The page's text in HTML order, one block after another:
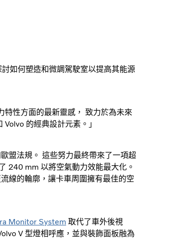
如何塑造和微調駕駛室以提高其能源
性方面的最新靈感， 致力於為未來
的經典設計元素。」
盟法規。 這些努力最終帶來了一項超
240 mm 以將空氣動力效能最大化。
線的輪廓，讓卡車周圍擁有最佳的空
Monitor System 取代了車外後視
V 型燈相呼應，並與裝飾面板融為